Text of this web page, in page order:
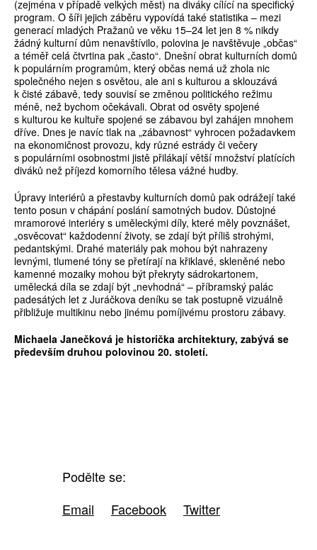
(zejména v případě velkých měst) na diváky cílící na specifický
program. O šíři jejich záběru vypovídá také statistika – mezi
generací mladých Pražanů ve věku 15–24 let jen 8 % nikdy
žádný kulturní dům nenavštívilo, polovina je navštěvuje „občas“
a téměř celá čtvrtina pak „často“. Dnešní obrat kulturních domů
k populárním programům, který občas nemá už zhola nic
společného nejen s osvětou, ale ani s kulturou a sklouzává
k čisté zábavě, tedy souvisí se změnou politického režimu
méně, než bychom očekávali. Obrat od osvěty spojené
s kulturou ke kultuře spojené se zábavou byl zahájen mnohem
dříve. Dnes je navíc tlak na „zábavnost“ vyhrocen požadavkem
na ekonomičnost provozu, kdy různé estrády či večery
s populárními osobnostmi jistě přilákají větší množství platících
diváků než příjezd komorního tělesa vážné hudby.
Úpravy interiérů a přestavby kulturních domů pak odrážejí také
tento posun v chápání poslání samotných budov. Důstojné
mramorové interiéry s uměleckými díly, které měly povznášet,
„osvěcovat“ každodenní životy, se zdají být příliš strohými,
pedantskými. Drahé materiály pak mohou být nahrazeny
levnými, tlumené tóny se přetírají na křiklavé, skleněné nebo
kamenné mozaiky mohou být překryty sádrokartonem,
umělecká díla se zdají být „nevhodná“ – příbramský palác
padesátých let z Juráčkova deníku se tak postupně vizuálně
přibližuje multikinu nebo jinému pomíjivému prostoru zábavy.
Michaela Janečková je historička architektury, zabývá se
především druhou polovinou 20. století.
Podělte se:
Email
Facebook Twitter